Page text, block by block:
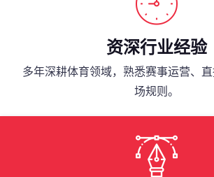
资深行业经验
多年深耕体育领域，熟悉赛事运营、
场规则。